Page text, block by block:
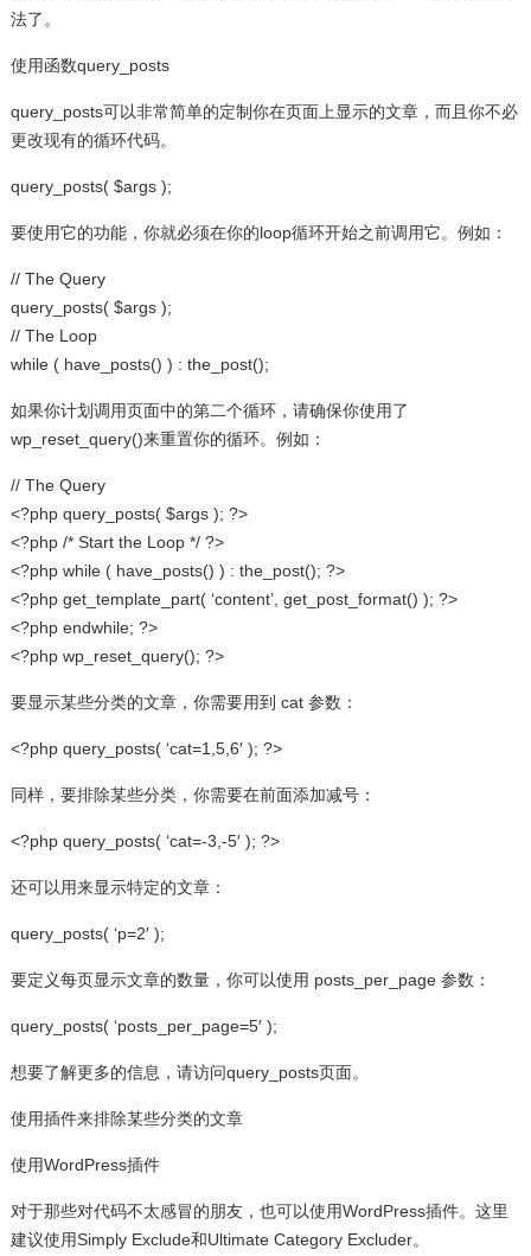
法了。
使用函数query_posts
query_posts可以非常简单的定制你在页面上显示的文章，而且你不必
更改现有的循环代码。
query_posts( $args );
要使用它的功能，你就必须在你的loop循环开始之前调用它。例如：
// The Query
query_posts( $args );
// The Loop
while ( have_posts() ) : the_post();
如果你计划调用页面中的第二个循环，请确保你使用了
wp_reset_query()来重置你的循环。例如：
// The Query
<?php query_posts( $args ); ?>
<?php /* Start the Loop */ ?>
<?php while ( have_posts() ) : the_post(); ?>
<?php get_template_part( ‘content’, get_post_format() ); ?>
<?php endwhile; ?>
<?php wp_reset_query(); ?>
要显示某些分类的文章，你需要用到 cat 参数：
<?php query_posts( ‘cat=1,5,6′ ); ?>
同样，要排除某些分类，你需要在前面添加减号：
<?php query_posts( ‘cat=-3,-5′ ); ?>
还可以用来显示特定的文章：
query_posts( ‘p=2′ );
要定义每页显示文章的数量，你可以使用 posts_per_page 参数：
query_posts( ‘posts_per_page=5′ );
想要了解更多的信息，请访问query_posts页面。
使用插件来排除某些分类的文章
使用WordPress插件
对于那些对代码不太感冒的朋友，也可以使用WordPress插件。这里
建议使用Simply Exclude和Ultimate Category Excluder。